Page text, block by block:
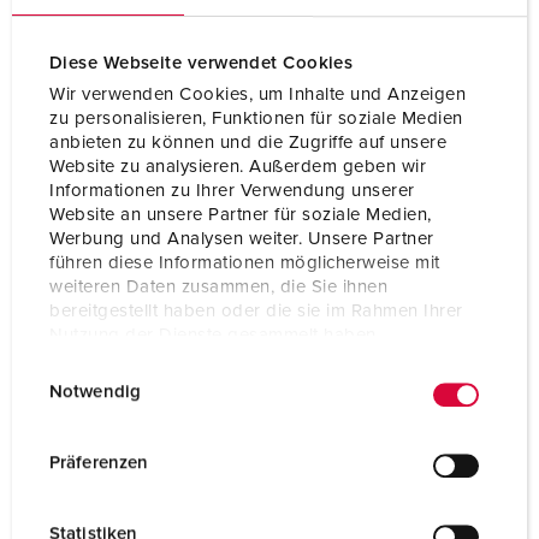
Diese Webseite verwendet Cookies
Wir verwenden Cookies, um Inhalte und Anzeigen
zu personalisieren, Funktionen für soziale Medien
anbieten zu können und die Zugriffe auf unsere
Website zu analysieren. Außerdem geben wir
Informationen zu Ihrer Verwendung unserer
Website an unsere Partner für soziale Medien,
Werbung und Analysen weiter. Unsere Partner
führen diese Informationen möglicherweise mit
weiteren Daten zusammen, die Sie ihnen
bereitgestellt haben oder die sie im Rahmen Ihrer
Notwendig
Präferenzen
Statistiken
Internationale Standards – weltweit sicher und
kompatibel
Die DIN EN/IEC 60309 sorgt für einheitliche
Steckvorrichtungen weltweit. Jetzt Normen,
Länderübersichten und Steckertypen entdecken – für
sichere Installationen im internationalen Einsatz!
INTERNATIONALE STANDARDS